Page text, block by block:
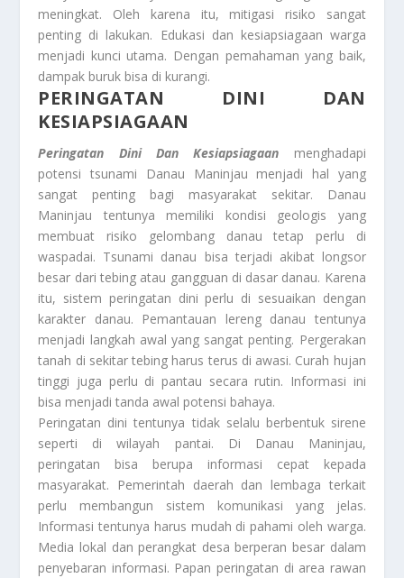
meningkat. Oleh karena itu, mitigasi risiko sangat
penting di lakukan. Edukasi dan kesiapsiagaan warga
menjadi kunci utama. Dengan pemahaman yang baik,
dampak buruk bisa di kurangi.
PERINGATAN DINI DAN
KESIAPSIAGAAN
Peringatan Dini Dan Kesiapsiagaan menghadapi
potensi tsunami Danau Maninjau menjadi hal yang
sangat penting bagi masyarakat sekitar. Danau
Maninjau tentunya memiliki kondisi geologis yang
membuat risiko gelombang danau tetap perlu di
waspadai. Tsunami danau bisa terjadi akibat longsor
besar dari tebing atau gangguan di dasar danau. Karena
itu, sistem peringatan dini perlu di sesuaikan dengan
karakter danau. Pemantauan lereng danau tentunya
menjadi langkah awal yang sangat penting. Pergerakan
tanah di sekitar tebing harus terus di awasi. Curah hujan
tinggi juga perlu di pantau secara rutin. Informasi ini
bisa menjadi tanda awal potensi bahaya.
Peringatan dini tentunya tidak selalu berbentuk sirene
seperti di wilayah pantai. Di Danau Maninjau,
peringatan bisa berupa informasi cepat kepada
masyarakat. Pemerintah daerah dan lembaga terkait
perlu membangun sistem komunikasi yang jelas.
Informasi tentunya harus mudah di pahami oleh warga.
Media lokal dan perangkat desa berperan besar dalam
penyebaran informasi. Papan peringatan di area rawan